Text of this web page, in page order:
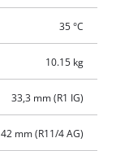
35 °C
10.15 kg
33,3 mm (R1 IG)
42 mm (R11/4 AG)